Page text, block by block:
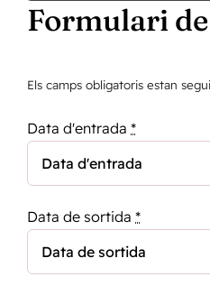
Formulari
Els camps obligatoris estan
Data d'entrada *
Data de sortida *